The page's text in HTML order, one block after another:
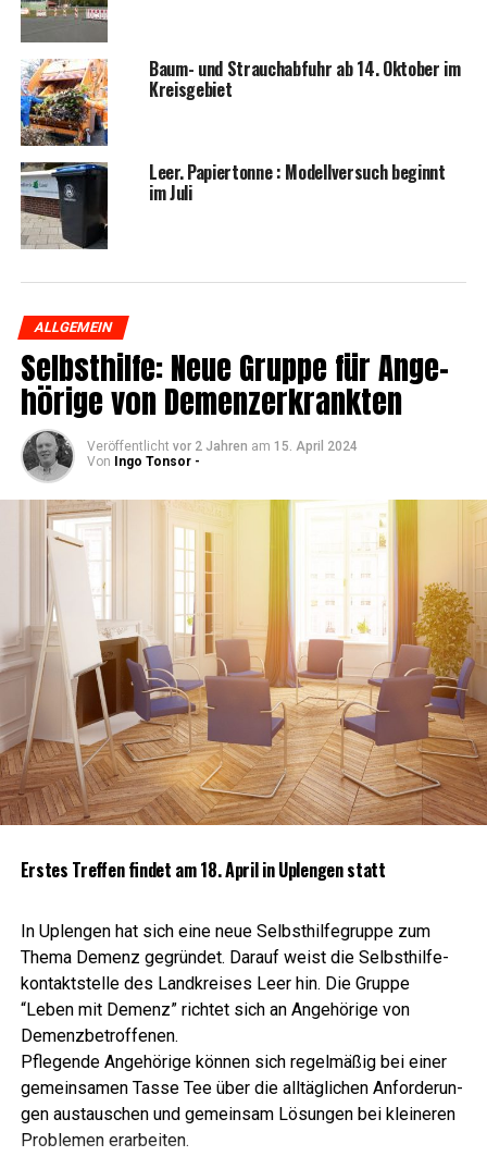
Baum- und Strauch­ab­fuhr ab 14. Okto­ber im
Kreisgebiet
Leer. Papier­ton­ne : Modell­ver­such beginnt
im Juli
ALLGEMEIN
Selbst­hil­fe: Neue Grup­pe für Ange­
hö­ri­ge von Demenzerkrankten
Veröffentlicht vor 2 Jahren am 15. April 2024
Von
Ingo Tonsor -
Ers­tes Tref­fen fin­det am 18. April in Uple­n­gen statt
In Uple­n­gen hat sich eine neue Selbst­hil­fe­grup­pe zum
The­ma Demenz gegrün­det. Dar­auf weist die Selbst­hil­fe­
kon­takt­stel­le des Land­krei­ses Leer hin. Die Grup­pe
“Leben mit Demenz” rich­tet sich an Ange­hö­ri­ge von
Demenzbetroffenen.
Pfle­gen­de Ange­hö­ri­ge kön­nen sich regel­mä­ßig bei einer
gemein­sa­men Tas­se Tee über die all­täg­li­chen Anfor­de­run­
gen aus­tau­schen und gemein­sam Lösun­gen bei klei­ne­ren
Pro­ble­men erarbeiten.